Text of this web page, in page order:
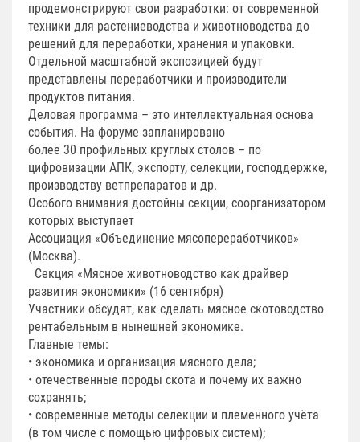
продемонстрируют свои разработки: от современной
техники для растениеводства и животноводства до
решений для переработки, хранения и упаковки.
Отдельной масштабной экспозицией будут
представлены переработчики и производители
продуктов питания.
Деловая программа – это интеллектуальная основа
события. На форуме запланировано
более 30 профильных круглых столов – по
цифровизации АПК, экспорту, селекции, господдержке,
производству ветпрепаратов и др.
Особого внимания достойны секции, соорганизатором
которых выступает
Ассоциация «Объединение мясопереработчиков»
(Москва).
Секция «Мясное животноводство как драйвер
развития экономики» (16 сентября)
Участники обсудят, как сделать мясное скотоводство
рентабельным в нынешней экономике.
Главные темы:
• экономика и организация мясного дела;
• отечественные породы скота и почему их важно
сохранять;
• современные методы селекции и племенного учёта
(в том числе с помощью цифровых систем);